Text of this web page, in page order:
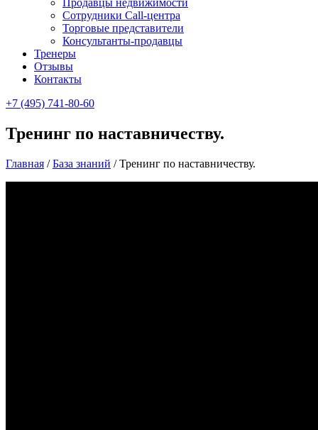
Продавцы недвижимости
Сотрудники Call-центра
Торговые представители
Консультанты-продавцы
Тренеры
Отзывы
Контакты
+7 (495) 741-80-60
Тренинг по наставничеству.
Главная /База знаний /Тренинг по наставничеству.